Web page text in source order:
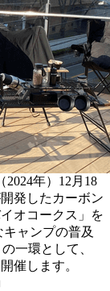
年）12月18
発したカーボン
オコークス」を
ャンプの普及
一環として、
催します。